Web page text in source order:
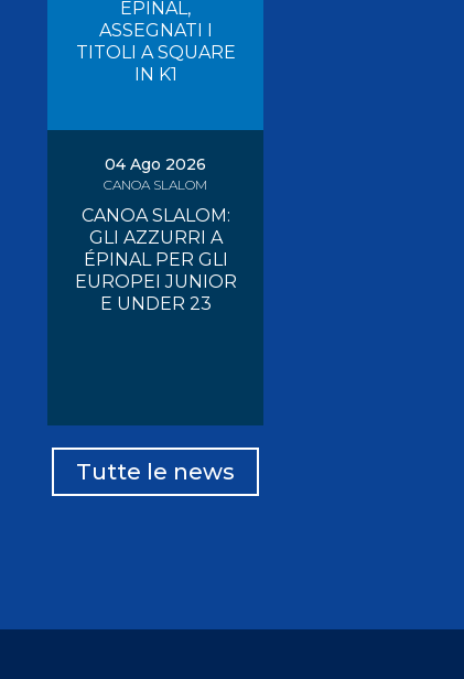
EPINAL,
ASSEGNATI I
TITOLI A SQUARE
IN K1
04 Ago 2026
CANOA SLALOM
CANOA SLALOM:
GLI AZZURRI A
ÉPINAL PER GLI
EUROPEI JUNIOR
E UNDER 23
Tutte le news